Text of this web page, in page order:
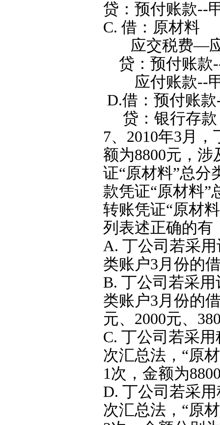
贷：预付账
C. 借：原
应交税费—应
贷：预付
应付账款
D.借：预付账
贷：银行
7、2010年3月
额为8800元，
证“原材料”总分
款凭证“原材料”
转账凭证“原材
列表述正确的有
A. 丁公司若采
类账户3月份的
B. 丁公司若采
类账户3月份的
元、2000元、
C. 丁公司若采
次汇总法，“原
1次，金额为
D. 丁公司若采
次汇总法，“原